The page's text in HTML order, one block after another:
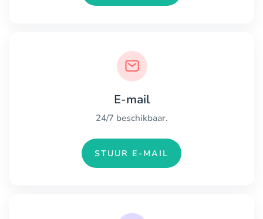
E-mail
24/7 beschikbaar.
STUUR E-MAIL